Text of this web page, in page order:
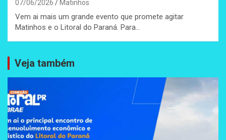
07/06/2026 Matinhos
Vem ai mais um grande evento que promete agitar
Matinhos e o Litoral do Paraná. Para…
Veja também